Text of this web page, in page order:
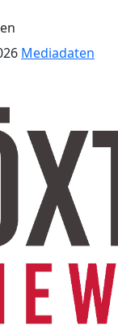
Mediadaten